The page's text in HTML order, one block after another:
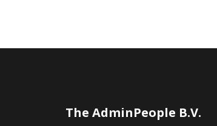
The AdminPeople B.V.